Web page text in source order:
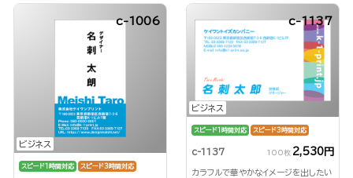
ビジネス
c-1006
スピード1時間対応 スピード3時間対応
ビジネス
c-1137
スピード1時間対応 スピード3時間対応
c-1137 100枚 2,530円
カラフルで華やかなイメージを出したい